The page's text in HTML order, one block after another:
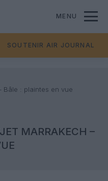
MENU
SOUTENIR AIR JOURNAL
Bâle : plaintes en vue
MARRAKECH –